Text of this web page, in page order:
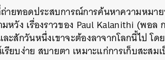
ายทอดประสบการณ์การค้นหาความหมา
หวัง เรื่องราวของ Paul Kalanithi (พอล
ะสักวันหนึ่งเขาจะต้องลาจากโลกนี้ไป โ
ยบง่าย สบายตา เหมาะแก่การเก็บสะสม